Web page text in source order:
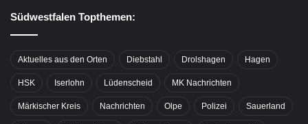
Südwestfalen Topthemen:
Aktuelles aus den Orten Diebstahl Drolshagen Hagen
HSK Iserlohn Lüdenscheid MK Nachrichten
Märkischer Kreis Nachrichten Olpe Polizei Sauerland